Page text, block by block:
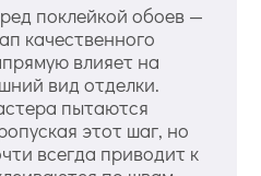
поклейкой обоев —
качественного
влияет на
вид отделки.
пытаются
этот шаг, но
всегда приводит к